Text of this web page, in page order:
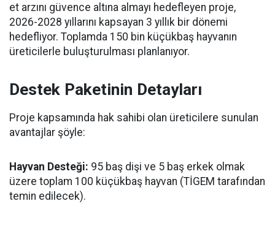
et arzını güvence altına almayı hedefleyen proje,
2026-2028 yıllarını kapsayan 3 yıllık bir dönemi
hedefliyor. Toplamda 150 bin küçükbaş hayvanın
üreticilerle buluşturulması planlanıyor.
Destek Paketinin Detayları
Proje kapsamında hak sahibi olan üreticilere sunulan
avantajlar şöyle:
Hayvan Desteği: 95 baş dişi ve 5 baş erkek olmak
üzere toplam 100 küçükbaş hayvan (TİGEM tarafından
temin edilecek).